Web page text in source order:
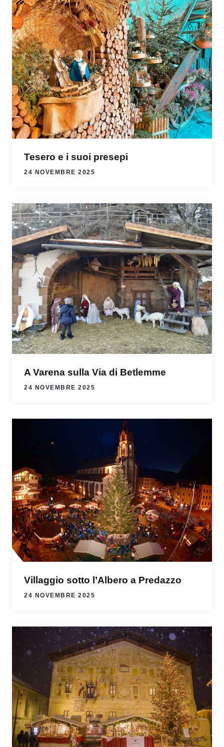
Tesero e i suoi presepi
24 NOVEMBRE 2025
A Varena sulla Via di Betlemme
24 NOVEMBRE 2025
Villaggio sotto l’Albero a Predazzo
24 NOVEMBRE 2025